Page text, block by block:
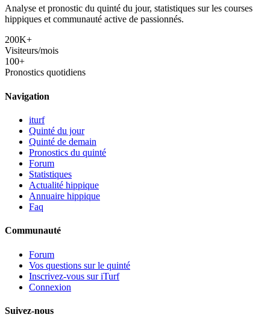
Analyse et pronostic du quinté du jour, statistiques sur les courses
hippiques et communauté active de passionnés.
200K+
Visiteurs/mois
100+
Pronostics quotidiens
Navigation
iturf
Quinté du jour
Quinté de demain
Pronostics du quinté
Forum
Statistiques
Actualité hippique
Annuaire hippique
Faq
Communauté
Forum
Vos questions sur le quinté
Inscrivez-vous sur iTurf
Connexion
Suivez-nous